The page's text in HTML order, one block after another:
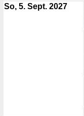
So, 5. Sept. 2027